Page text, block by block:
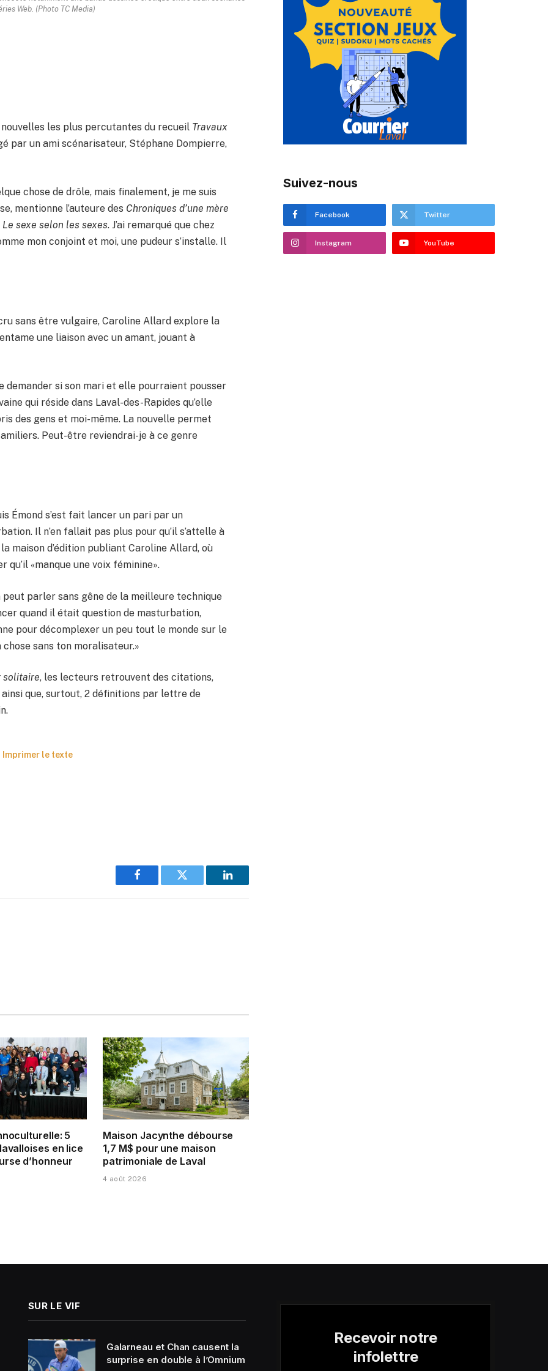
Web. (Photo TC Media)
nouvelles les plus percutantes du recueil Travaux
par un ami scénarisateur, Stéphane Dompierre,
chose de drôle, mais finalement, je me suis
mentionne l’auteure des Chroniques d’une mère
Le sexe selon les sexes. J’ai remarqué que chez
mon conjoint et moi, une pudeur s’installe. Il
sans être vulgaire, Caroline Allard explore la
une liaison avec un amant, jouant à
demander si son mari et elle pourraient pousser
qui réside dans Laval-des-Rapides qu’elle
des gens et moi-même. La nouvelle permet
Peut-être reviendrai-je à ce genre
Émond s’est fait lancer un pari par un
Il n’en fallait pas plus pour qu’il s’attelle à
maison d’édition publiant Caroline Allard, où
«manque une voix féminine».
peut parler sans gêne de la meilleure technique
quand il était question de masturbation,
pour décomplexer un peu tout le monde sur le
sans ton moralisateur.»
solitaire, les lecteurs retrouvent des citations,
que, surtout, 2 définitions par lettre de
Imprimer le texte
Facebook Twitter LinkedIn
5
en lice
d’honneur
Maison Jacynthe débourse
1,7 M$ pour une maison
patrimoniale de Laval
4 août 2026
Suivez-nous
Facebook Twitter
Instagram YouTube
SUR LE VIF
Galarneau et Chan causent la
surprise en double à l’Omnium
Recevoir notre
infolettre